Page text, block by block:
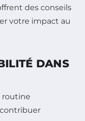
des conseils
votre impact au
DANS
routine